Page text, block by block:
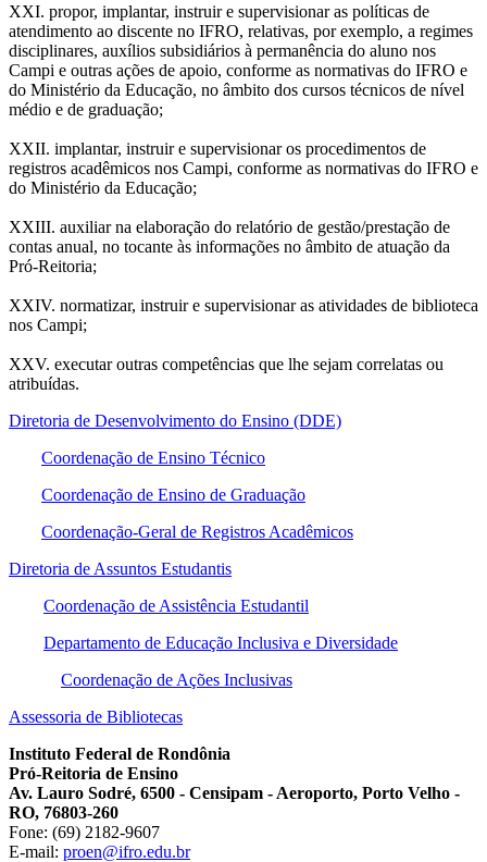
XXI. propor, implantar, instruir e supervisionar as políticas de
atendimento ao discente no IFRO, relativas, por exemplo, a regimes
disciplinares, auxílios subsidiários à permanência do aluno nos
Campi e outras ações de apoio, conforme as normativas do IFRO e
do Ministério da Educação, no âmbito dos cursos técnicos de nível
médio e de graduação;
XXII. implantar, instruir e supervisionar os procedimentos de
registros acadêmicos nos Campi, conforme as normativas do IFRO e
do Ministério da Educação;
XXIII. auxiliar na elaboração do relatório de gestão/prestação de
contas anual, no tocante às informações no âmbito de atuação da
Pró-Reitoria;
XXIV. normatizar, instruir e supervisionar as atividades de biblioteca
nos Campi;
XXV. executar outras competências que lhe sejam correlatas ou
atribuídas.
Diretoria de Desenvolvimento do Ensino (DDE)
Coordenação de Ensino Técnico
Coordenação de Ensino de Graduação
Coordenação-Geral de Registros Acadêmicos
Diretoria de Assuntos Estudantis
Coordenação de Assistência Estudantil
Departamento de Educação Inclusiva e Diversidade
Coordenação de Ações Inclusivas
Assessoria de Bibliotecas
Instituto Federal de Rondônia
Pró-Reitoria de Ensino
Av. Lauro Sodré, 6500 - Censipam - Aeroporto, Porto Velho -
RO, 76803-260
Fone: (69) 2182-9607
E-mail: proen@ifro.edu.br